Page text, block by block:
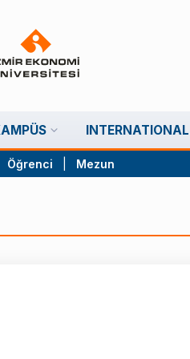
INTERNATIONAL
Öğrenci Mezun